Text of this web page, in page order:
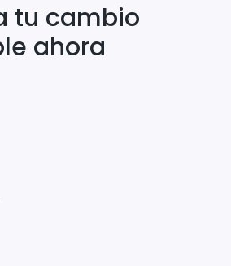
tu cambio
ahora